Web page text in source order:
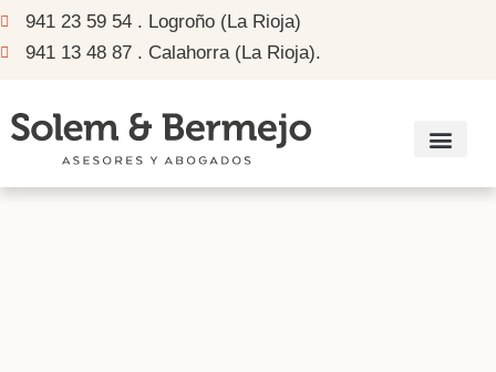
941 23 59 54 . Logroño (La Rioja)
941 13 48 87 . Calahorra (La Rioja).